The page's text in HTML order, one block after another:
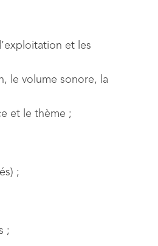
et les
le volume sonore, la
et le thème ;
;
;